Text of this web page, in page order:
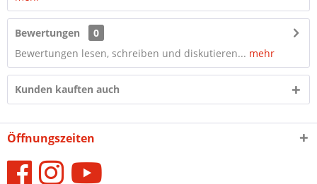
Bewertungen
0
Bewertungen lesen, schreiben und diskutieren... mehr
Kunden kauften auch
Öffnungszeiten